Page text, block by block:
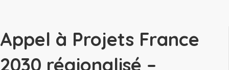
Appel à Projets France
2030 régionalisé –